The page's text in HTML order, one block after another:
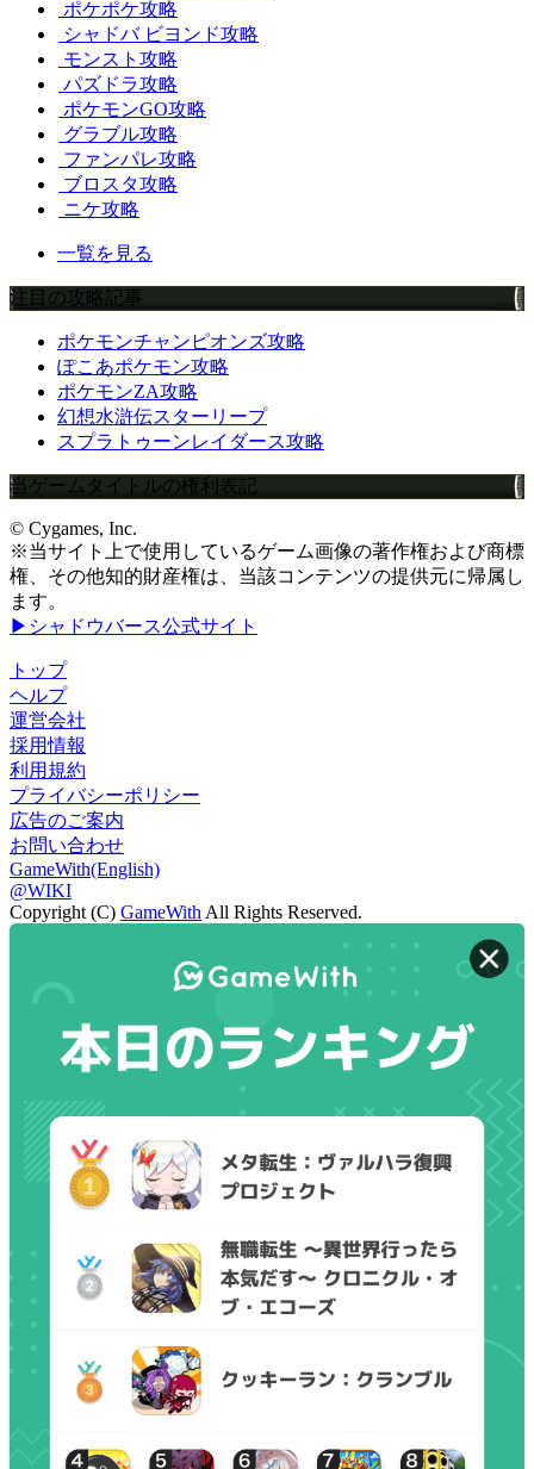
ポケポケ攻略
シャドバ ビヨンド攻略
モンスト攻略
パズドラ攻略
ポケモンGO攻略
グラブル攻略
ファンパレ攻略
ブロスタ攻略
ニケ攻略
一覧を見る
注目の攻略記事
ポケモンチャンピオンズ攻略
ぽこあポケモン攻略
ポケモンZA攻略
幻想水滸伝スターリープ
スプラトゥーンレイダース攻略
当ゲームタイトルの権利表記
© Cygames, Inc.
※当サイト上で使用しているゲーム画像の著作権および商標
権、その他知的財産権は、当該コンテンツの提供元に帰属し
ます。
▶シャドウバース公式サイト
トップ
ヘルプ
運営会社
採用情報
利用規約
プライバシーポリシー
広告のご案内
お問い合わせ
GameWith(English)
@WIKI
Copyright (C) GameWith All Rights Reserved.